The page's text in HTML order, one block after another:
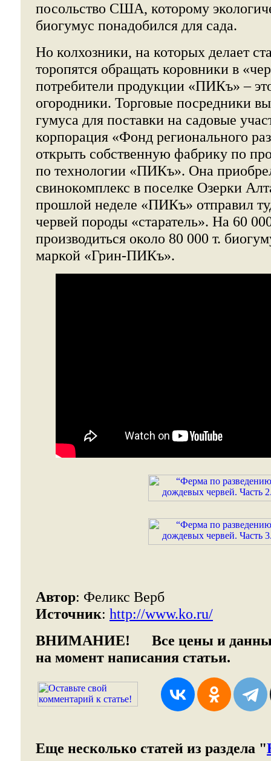
посольство США, которому
биогумус понадобился для сада.
Но колхозники, на которых делает
торопятся обращать коровники в
потребители продукции «ПИКъ» –
огородники. Торговые посредники
гумуса для поставки на садовые
корпорация «Фонд регионального
открыть собственную фабрику по
по технологии «ПИКъ». Она
свинокомплекс в поселке Озерки
прошлой неделе «ПИКъ» отправил
червей породы «старатель». На 60
производиться около 80 000 т.
маркой «Грин-ПИКъ».
Автор: Феликс Верб
Источник: http://www.ko.ru/
ВНИМАНИЕ! Все цены и
на момент написания статьи.
Еще несколько статей из раздела "